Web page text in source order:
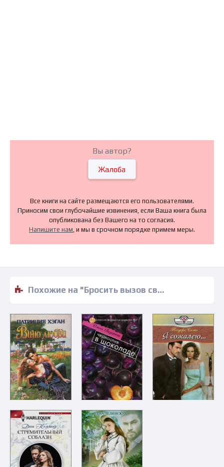
Вы автор?
Жалоба
Все книги на сайте размещаются его пользователями.
Приносим свои глубочайшие извинения, если Ваша книга была
опубликована без Вашего на то согласия.
Напишите нам , и мы в срочном порядке примем меры.
Похожие на "Бросить вызов своему счастью - Кэрол Маринелли" книги читать бесплатно полные версии